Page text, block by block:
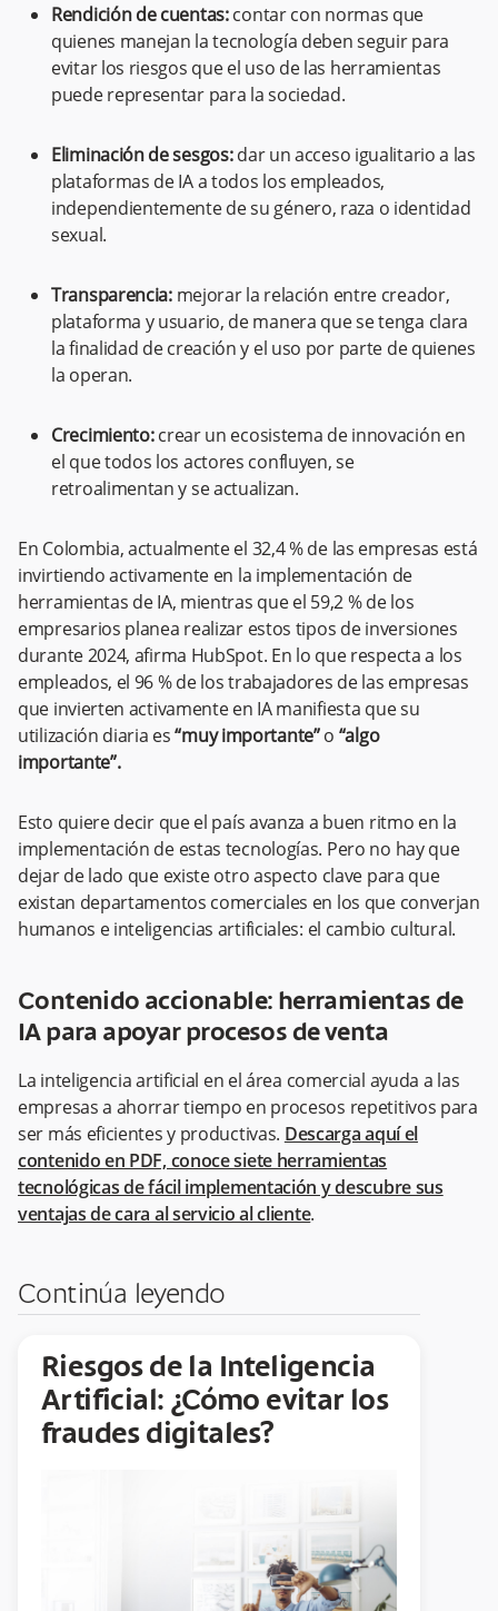
Rendición de cuentas:contar con normas que
quienes manejan la tecnología deben seguir para
evitar los riesgos que el uso de las herramientas
puede representar para la sociedad.
Eliminación de sesgos:dar un acceso igualitario a las
plataformas de IA a todos los empleados,
independientemente de su género, raza o identidad
sexual.
Transparencia:mejorar la relación entre creador,
plataforma y usuario, de manera que se tenga clara
la finalidad de creación y el uso por parte de quienes
la operan.
Crecimiento:crear un ecosistema de innovación en
el que todos los actores confluyen, se
retroalimentan y se actualizan.
En Colombia, actualmente el 32,4 % de las empresas está
invirtiendo activamente en la implementación de
herramientas de IA, mientras que el 59,2 % de los
empresarios planea realizar estos tipos de inversiones
durante 2024, afirma HubSpot. En lo que respecta a los
empleados, el 96 % de los trabajadores de las empresas
que invierten activamente en IA manifiesta que su
utilización diaria es“muy importante”o “algo
importante”.
Esto quiere decir que el país avanza a buen ritmo en la
implementación de estas tecnologías. Pero no hay que
dejar de lado que existe otro aspecto clave para que
existan departamentos comerciales en los que converjan
humanos e inteligencias artificiales: el cambio cultural.
Contenido accionable: herramientas de
IA para apoyar procesos de venta
La inteligencia artificial en el área comercial ayuda a las
empresas a ahorrar tiempo en procesos repetitivos para
ser más eficientes y productivas. Descarga aquí el
contenido en PDF, conoce siete herramientas
tecnológicas de fácil implementación y descubre sus
ventajas de cara al servicio al cliente.
Continúa leyendo
Riesgos de la Inteligencia
Artificial: ¿Cómo evitar los
fraudes digitales?